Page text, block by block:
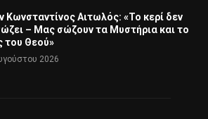
Κωνσταντίνος Αιτωλός: «Το κερί δεν
– Μας σώζουν τα Μυστήρια και το
του Θεού»
2026